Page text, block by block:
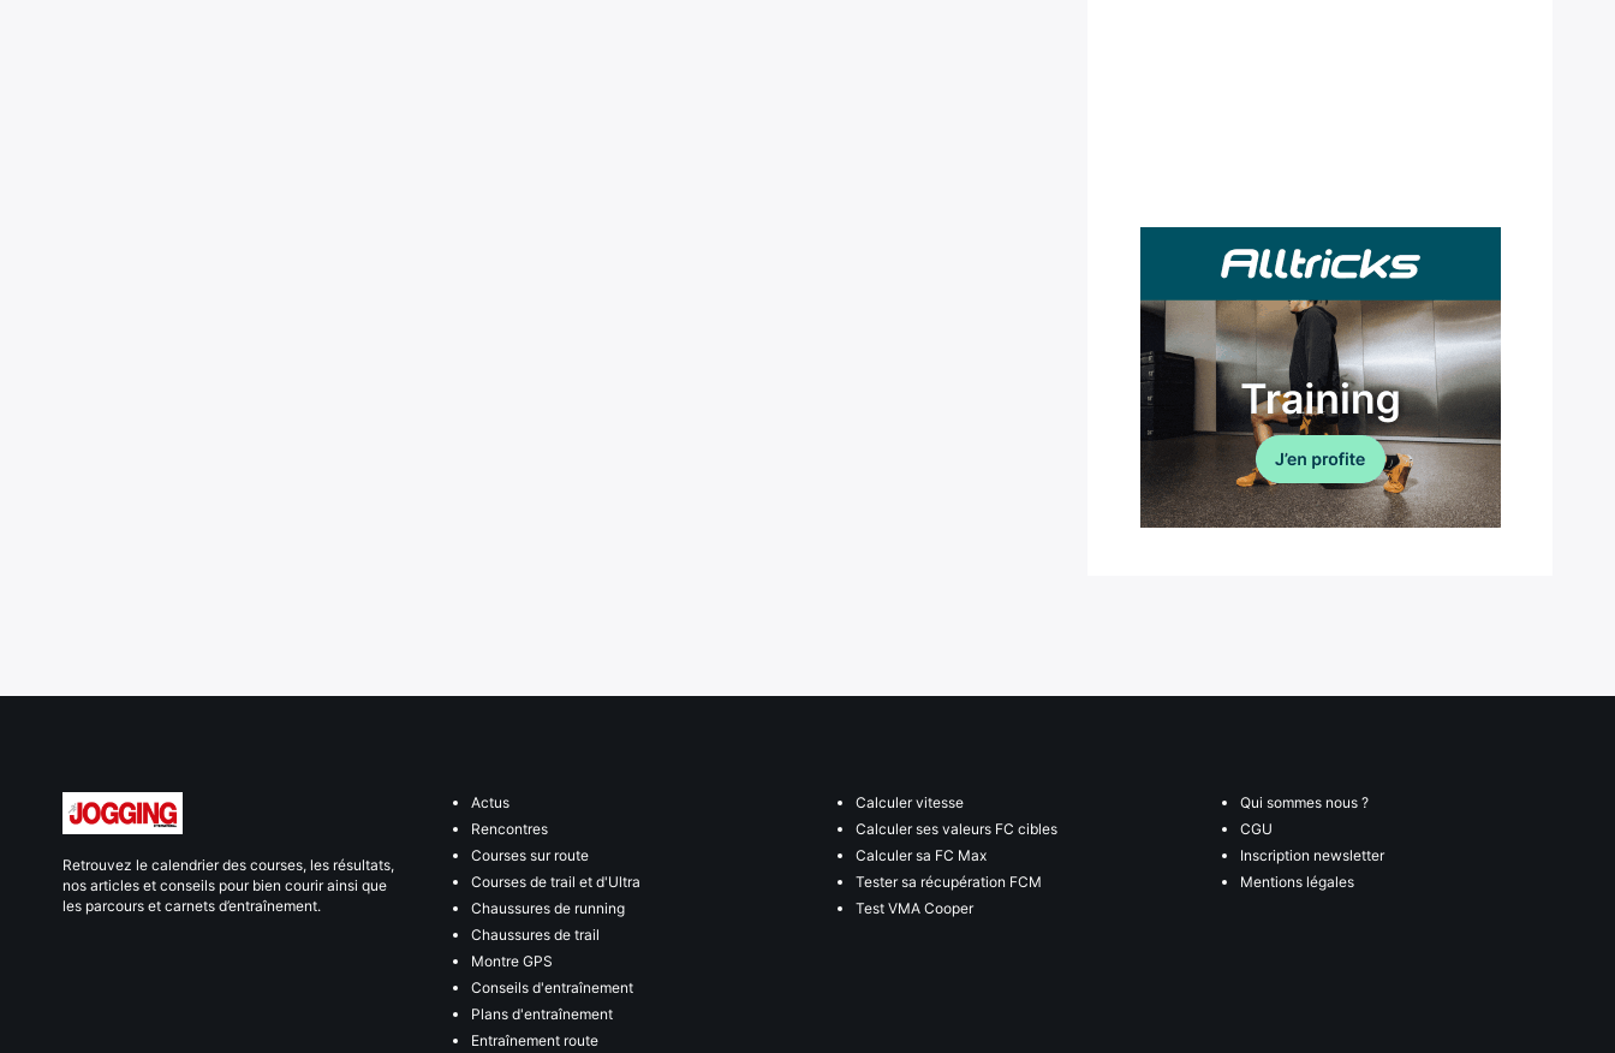
Retrouvez le calendrier des courses, les résultats,
nos articles et conseils pour bien courir ainsi que
les parcours et carnets d’entraînement.
Actus
Rencontres
Courses sur route
Courses de trail et d'Ultra
Chaussures de running
Chaussures de trail
Montre GPS
Conseils d'entraînement
Plans d'entraînement
Entraînement route
Calculer vitesse
Calculer ses valeurs FC cibles
Calculer sa FC Max
Tester sa récupération FCM
Test VMA Cooper
Qui sommes nous ?
CGU
Inscription newsletter
Mentions légales